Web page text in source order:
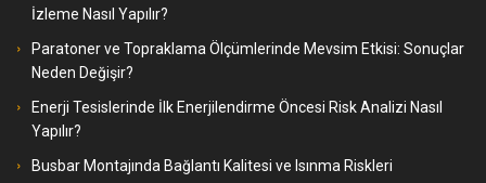
İzleme Nasıl Yapılır?
Paratoner ve Topraklama Ölçümlerinde Mevsim Etkisi: Sonuçlar
Neden Değişir?
Enerji Tesislerinde İlk Enerjilendirme Öncesi Risk Analizi Nasıl
Yapılır?
Busbar Montajında Bağlantı Kalitesi ve Isınma Riskleri